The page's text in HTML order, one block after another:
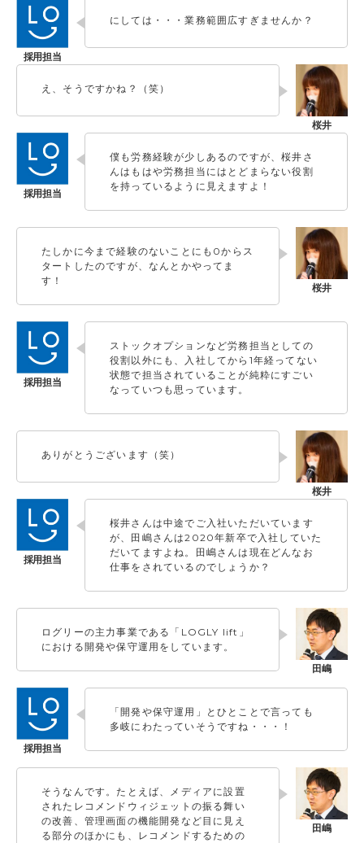
にしては・・・業務範囲広すぎませんか？
え、そうですかね？（笑）
僕も労務経験が少しあるのですが、桜井さ
んはもはや労務担当にはとどまらない役割
を持っているように見えますよ！
たしかに今まで経験のないことにも0からス
タートしたのですが、なんとかやってま
す！
ストックオプションなど労務担当としての
役割以外にも、入社してから1年経ってない
状態で担当されていることが純粋にすごい
なっていつも思っています。
ありがとうございます（笑）
桜井さんは中途でご入社いただいています
が、田嶋さんは2020年新卒で入社していた
だいてますよね。田嶋さんは現在どんなお
仕事をされているのでしょうか？
ログリーの主力事業である「LOGLY lift」
における開発や保守運用をしています。
「開発や保守運用」とひとことで言っても
多岐にわたっていそうですね・・・！
そうなんです。たとえば、メディアに設置
されたレコメンドウィジェットの振る舞い
の改善、管理画面の機能開発など目に見え
る部分のほかにも、レコメンドするための